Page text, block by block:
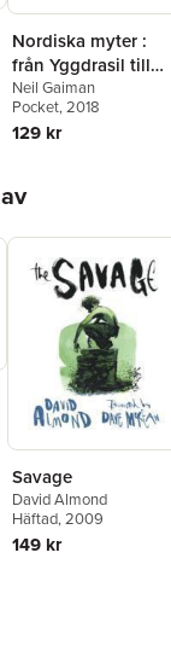
Nordiska myter :
från Yggdrasil till
Ragnarök
Neil Gaiman
Pocket, 2018
129 kr
Savage
David Almond
Häftad, 2009
149 kr